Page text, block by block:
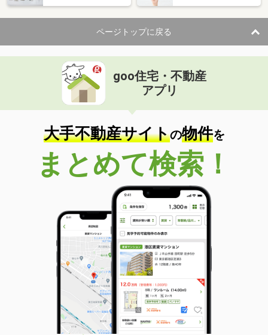
ページトップに戻る
goo住宅・不動産
アプリ
大手不動産サイトの物件を
まとめて検索！